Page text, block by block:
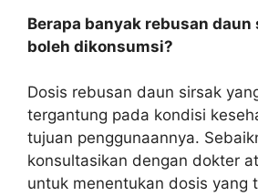
Berapa banyak rebusan daun
boleh dikonsumsi?
Dosis rebusan daun sirsak
tergantung pada kondisi
tujuan penggunaannya.
konsultasikan dengan dokter
untuk menentukan dosis yang